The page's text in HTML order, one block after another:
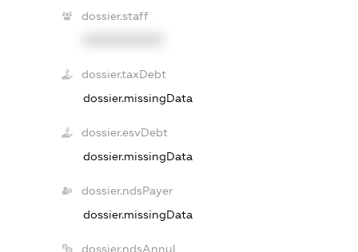
dossier.staff
dossier.taxDebt
dossier.missingData
dossier.esvDebt
dossier.missingData
dossier.ndsPayer
dossier.missingData
dossier.ndsAnnul